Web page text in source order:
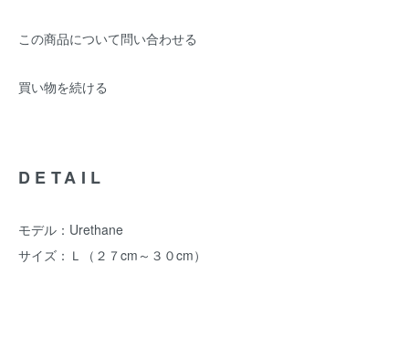
この商品について問い合わせる
買い物を続ける
DETAIL
モデル：Urethane
サイズ：Ｌ（２７cm～３０cm）